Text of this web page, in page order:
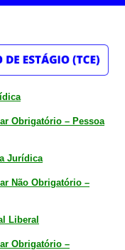
Obrigatório – Pessoa
Jurídica
Não Obrigatório –
Liberal
Obrigatório –